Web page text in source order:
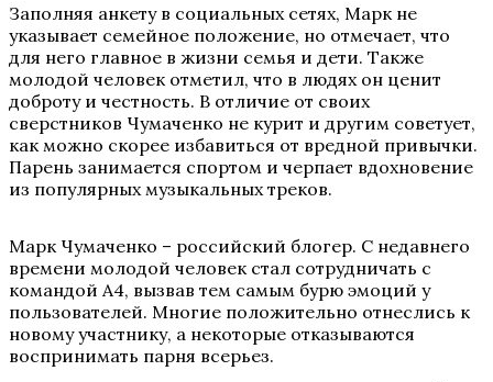
Заполняя анкету в социальных сетях, Марк не
указывает семейное положение, но отмечает, что
для него главное в жизни семья и дети. Также
молодой человек отметил, что в людях он ценит
доброту и честность. В отличие от своих
сверстников Чумаченко не курит и другим советует,
как можно скорее избавиться от вредной привычки.
Парень занимается спортом и черпает вдохновение
из популярных музыкальных треков.
Марк Чумаченко – российский блогер. С недавнего
времени молодой человек стал сотрудничать с
командой А4, вызвав тем самым бурю эмоций у
пользователей. Многие положительно отнеслись к
новому участнику, а некоторые отказываются
воспринимать парня всерьез.